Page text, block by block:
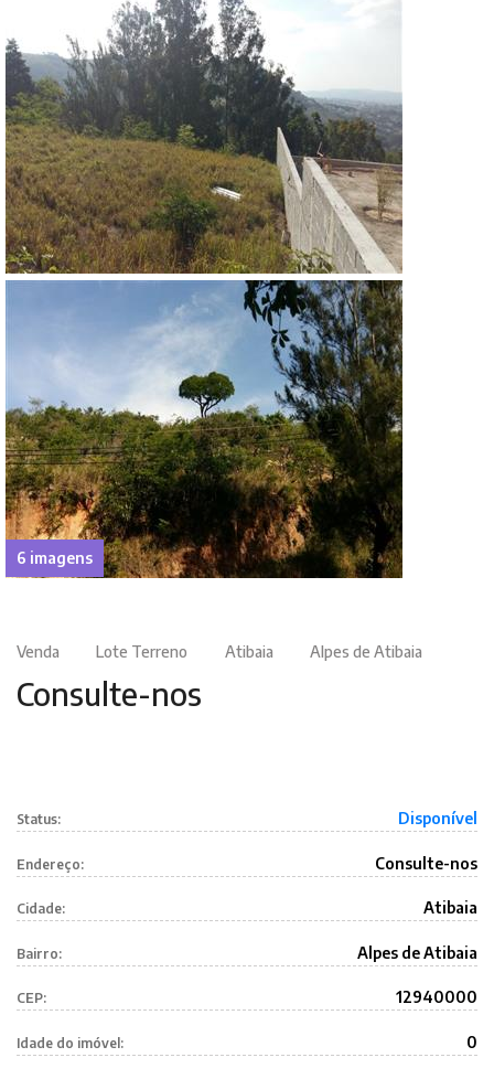
6 imagens
Venda Lote Terreno Atibaia Alpes de Atibaia
Consulte-nos
Status: Disponível
Endereço: Consulte-nos
Cidade: Atibaia
Bairro: Alpes de Atibaia
CEP: 12940000
Idade do imóvel: 0